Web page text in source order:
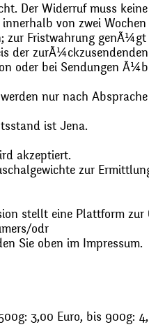
Der Widerruf muss
von zwei
zur Fristwahrung
der
oder bei Sendungen
nur nach
ist Jena.
akzeptiert.
zur
stellt eine Plattform
odr
Sie oben im Impressum.
3,00 Euro, bis 900g: